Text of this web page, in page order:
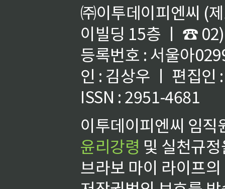
㈜이투데이피엔씨 (
이빌딩 15층 ㅣ ☎
등록번호 : 서울아
인 : 김상우 ㅣ 편집인
ISSN : 2951-4681
이투데이피엔씨 임
윤리강령 및 실천규
브라보 마이 라이프